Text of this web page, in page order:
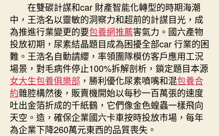
在雙碳計謀和car 財產智能化轉型的時期海潮
中，王浩名以靈敏的洞察力和超前的計謀目光，成
為推進行業變更的要包養網推薦害氣力。國六產物
投放初期，尿素結晶題目成為困擾全部car 行業的困
難。王浩名自動請纓，率領團隊模仿客戶應用工況
場景，對毛病件停止100%拆解剖析，鎖定題目本源
女大生包養俱樂部 ，勝利優化尿素噴嘴和混包養合
約雜腔構然後，販賣機開始以每秒一百萬張的速度
吐出金箔折成的千紙鶴，它們像金色蝗蟲一樣飛向
天空。造，確保企業國六卡車按時投放市場，每年
為企業下降260萬元東西的品質喪失。